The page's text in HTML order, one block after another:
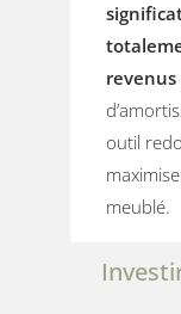
outil
meublé.